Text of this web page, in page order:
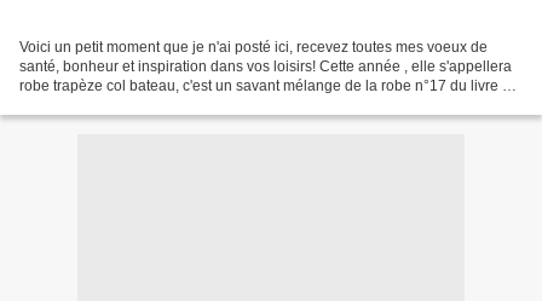
Voici un petit moment que je n'ai posté ici, recevez toutes mes voeux de
santé, bonheur et inspiration dans vos loisirs! Cette année , elle s'appellera
robe trapèze col bateau, c'est un savant mélange de la robe n°17 du livre 44